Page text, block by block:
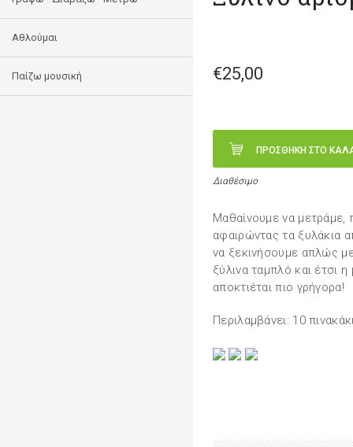
Αθλούμαι
Παίζω μουσική €25,00
ΠΡΟΣΘΗΚΗ ΣΤΟ
Διαθέσιμο
Μαθαίνουμε να
αφαιρώντας τα ξυλάκια
να ξεκινήσουμε απλώς
ξύλινα ταμπλό και έτσι η
αποκτιέται πιο γρήγορα!
Περιλαμβάνει: 10